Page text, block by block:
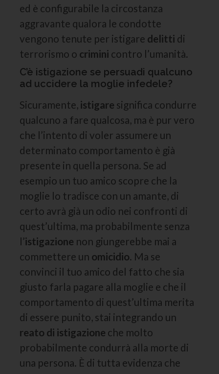
ed è configurabile la circostanza
aggravante qualora le condotte
vengono tenute per istigare delitti di
terrorismo o crimini contro l’umanità.
C’è istigazione se persuadi qualcuno
ad uccidere la moglie infedele?
Sicuramente, istigare significa condurre
qualcuno a fare qualcosa, ma è pur vero
che l’intento di voler assumere un
determinato comportamento è già
presente in quella persona. Se ad
esempio un tuo amico scopre che la
moglie lo tradisce con un amante, di
certo avrà già un odio nei confronti di
quest’ultima, ma probabilmente senza
l’istigazione non giungerebbe mai a
commettere un omicidio. Ma se
convinci il tuo amico del fatto che sia
giusto farla pagare alla moglie e che il
comportamento di quest’ultima merita
di essere punito, stai integrando un
reato di istigazione che molto
probabilmente condurrà alla morte di
una persona. È di tutta evidenza che